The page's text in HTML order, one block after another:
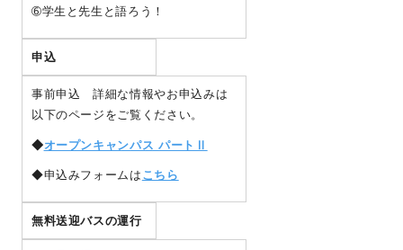
➅学生と先生と語ろう！
申込
事前申込 詳細な情報やお申込みは
以下のページをご覧ください。
◆オープンキャンパス パートⅡ
◆申込みフォームは こちら
無料送迎バスの運行